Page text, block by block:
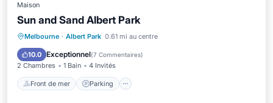
Maison
Sun and Sand Albert Park
Melbourne · Albert Park 0.61 mi au centre
10.0 Exceptionnel(7 Commentaires)
2 Chambres 1 Bain 4 Invités
Front de mer Parking
Front de mer
Parking
Vue sur l’océan
Balcon/Terrasse